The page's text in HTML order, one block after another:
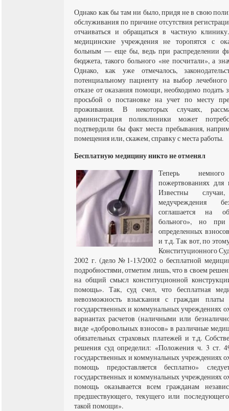
Однако как бы там ни было, придя не в свою
обслуживания по причине отсутствия
отчаиваться и обращаться в частную
медицинские учреждения не торопятся с
больным — еще бы, ведь при распределении
бюджета, такого больного «не посчитали», а
Однако, как уже отмечалось,
потенциальному пациенту на выбор
отказе от оказания помощи, необходимо подать
просьбой о постановке на учет по месту
проживания. В некоторых случаях,
администрация поликлиники может
подтвердили бы факт места пребывания,
помещения или, скажем, справку с места работы.
Бесплатную медицину никто не отменял
Теперь
пожертвованиях для
Известны
медучреждения
соглашается на
больного», но
определенных
и т.д. Так вот, по
Конституционного
2002 г. (дело №1-13/2002 о бесплатной
подробностями, отметим лишь, что в своем
на общий смысл конституционной
помощь». Так, суд счел, что бесплатная
невозможность взыскания с граждан
государственных и коммунальных учреждениях
вариантах расчетов (наличными или
виде «добровольных взносов» в различные
обязательных страховых платежей и т.д.
решения суд определил: «Положения ч. 3 ст.
государственных и коммунальных учреждениях
помощь предоставляется бесплатно»
государственных и коммунальных учреждениях
помощь оказывается всем гражданам
предшествующего, текущего или последующего
такой помощи».